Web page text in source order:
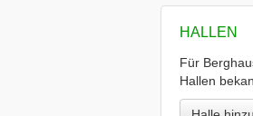
HALLEN
Für
Hallen